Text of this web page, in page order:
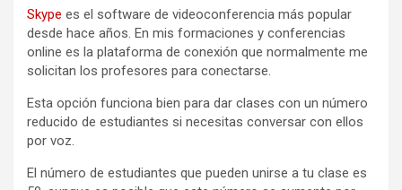
Skype es el software de videoconferencia más popular
desde hace años. En mis formaciones y conferencias
online es la plataforma de conexión que normalmente me
solicitan los profesores para conectarse.
Esta opción funciona bien para dar clases con un número
reducido de estudiantes si necesitas conversar con ellos
por voz.
El número de estudiantes que pueden unirse a tu clase es